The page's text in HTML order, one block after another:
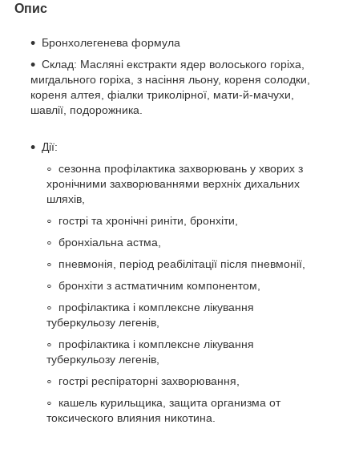
Опис
Бронхолегенева формула
Склад: Масляні екстракти ядер волоського горіха,
мигдального горіха, з насіння льону, кореня солодки,
кореня алтея, фіалки триколірної, мати-й-мачухи,
шавлії, подорожника.
Дії:
сезонна профілактика захворювань у хворих з
хронічними захворюваннями верхніх дихальних
шляхів,
гострі та хронічні риніти, бронхіти,
бронхіальна астма,
пневмонія, період реабілітації після пневмонії,
бронхіти з астматичним компонентом,
профілактика і комплексне лікування
туберкульозу легенів,
профілактика і комплексне лікування
туберкульозу легенів,
гострі респіраторні захворювання,
кашель курильщика, защита организма от
токсического влияния никотина.